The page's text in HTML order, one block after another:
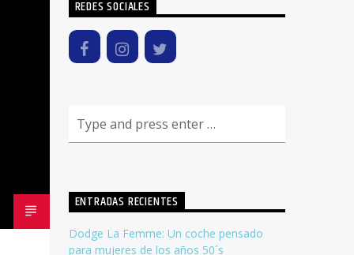
REDES SOCIALES
ENTRADAS RECIENTES
Dodge La Femme: Un coche pensado
para mujeres de los años 50´s